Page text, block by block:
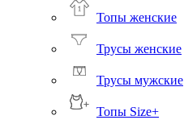
Топы женские
Трусы женские
Трусы мужские
Топы Size+